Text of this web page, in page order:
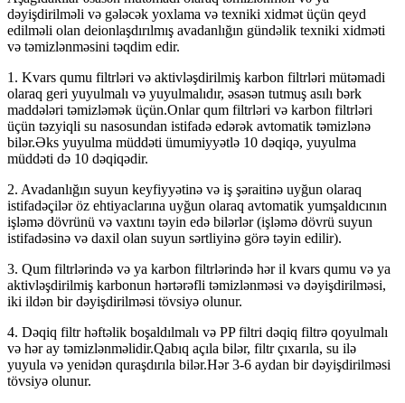
dəyişdirilməli və gələcək yoxlama və texniki xidmət üçün qeyd
edilməli olan deionlaşdırılmış avadanlığın gündəlik texniki xidməti
və təmizlənməsini təqdim edir.
1. Kvars qumu filtrləri və aktivləşdirilmiş karbon filtrləri mütəmadi
olaraq geri yuyulmalı və yuyulmalıdır, əsasən tutmuş asılı bərk
maddələri təmizləmək üçün.Onlar qum filtrləri və karbon filtrləri
üçün təzyiqli su nasosundan istifadə edərək avtomatik təmizlənə
bilər.Əks yuyulma müddəti ümumiyyətlə 10 dəqiqə, yuyulma
müddəti də 10 dəqiqədir.
2. Avadanlığın suyun keyfiyyətinə və iş şəraitinə uyğun olaraq
istifadəçilər öz ehtiyaclarına uyğun olaraq avtomatik yumşaldıcının
işləmə dövrünü və vaxtını təyin edə bilərlər (işləmə dövrü suyun
istifadəsinə və daxil olan suyun sərtliyinə görə təyin edilir).
3. Qum filtrlərində və ya karbon filtrlərində hər il kvars qumu və ya
aktivləşdirilmiş karbonun hərtərəfli təmizlənməsi və dəyişdirilməsi,
iki ildən bir dəyişdirilməsi tövsiyə olunur.
4. Dəqiq filtr həftəlik boşaldılmalı və PP filtri dəqiq filtrə qoyulmalı
və hər ay təmizlənməlidir.Qabıq açıla bilər, filtr çıxarıla, su ilə
yuyula və yenidən quraşdırıla bilər.Hər 3-6 aydan bir dəyişdirilməsi
tövsiyə olunur.